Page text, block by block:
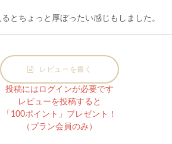
とちょっと厚ぼったい感じもしました。
レビューを書く
投稿にはログインが必要です
レビューを投稿すると
「100ポイント」プレゼント！
（プラン会員のみ）